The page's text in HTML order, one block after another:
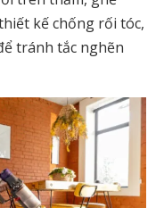
kế chống rối tóc,
tránh tắc nghẽn